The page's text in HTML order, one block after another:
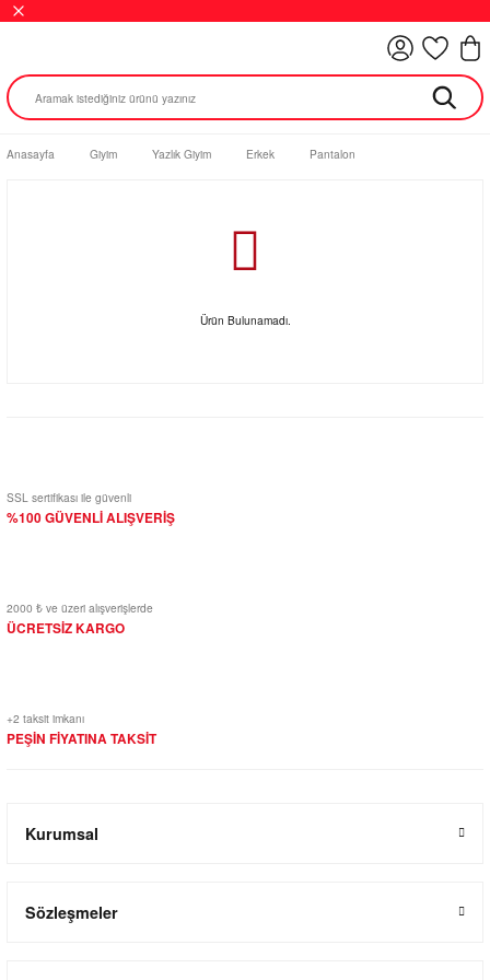
Anasayfa Giyim Yazlık Giyim Erkek Pantalon
Ürün Bulunamadı.
SSL sertifikası ile güvenli
%100 GÜVENLİ ALIŞVERİŞ
2000 ₺ ve üzeri alışverişlerde
ÜCRETSİZ KARGO
+2 taksit imkanı
PEŞİN FİYATINA TAKSİT
Kurumsal
Sözleşmeler